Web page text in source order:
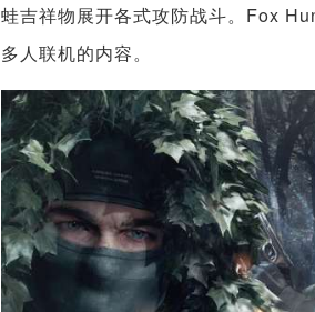
蛙吉祥物展开各式攻防战斗。Fox
多人联机的内容。